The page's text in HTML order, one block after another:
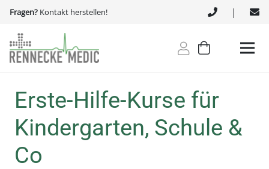
Fragen? Kontakt herstellen! |
Erste-Hilfe-Kurse für
Kindergarten, Schule &
Co